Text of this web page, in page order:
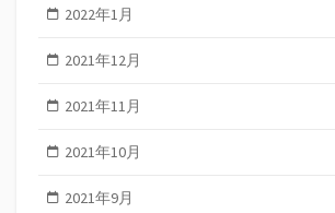
2022年1月
2021年12月
2021年11月
2021年10月
2021年9月